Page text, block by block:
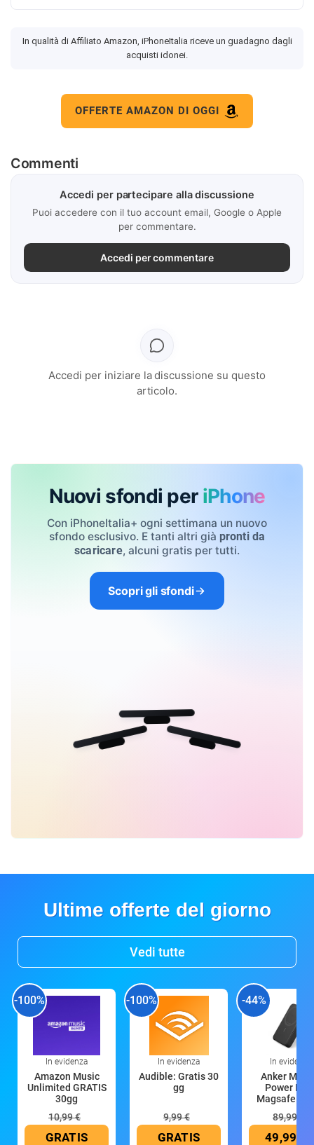
In qualità di Affiliato Amazon, iPhoneItalia riceve un guadagno dagli
acquisti idonei.
OFFERTE AMAZON DI OGGI
Commenti
Accedi per partecipare alla discussione
Puoi accedere con il tuo account email, Google o Apple
per commentare.
Accedi per commentare
Accedi per iniziare la discussione su questo
articolo.
Nuovi sfondi per iPhone
Con iPhoneItalia+ ogni settimana un nuovo
sfondo esclusivo. E tanti altri già pronti da
scaricare, alcuni gratis per tutti.
Scopri gli sfondi
Ultime offerte del giorno
Vedi tutte
-100%
In evidenza
Amazon Music
Unlimited GRATIS
30gg
10,99 €
GRATIS
-100%
In evidenza
Audible: Gratis 30
gg
9,99 €
GRATIS
-44%
In evidenza
Anker
Power
Magsafe
89,99 €
49,99 €